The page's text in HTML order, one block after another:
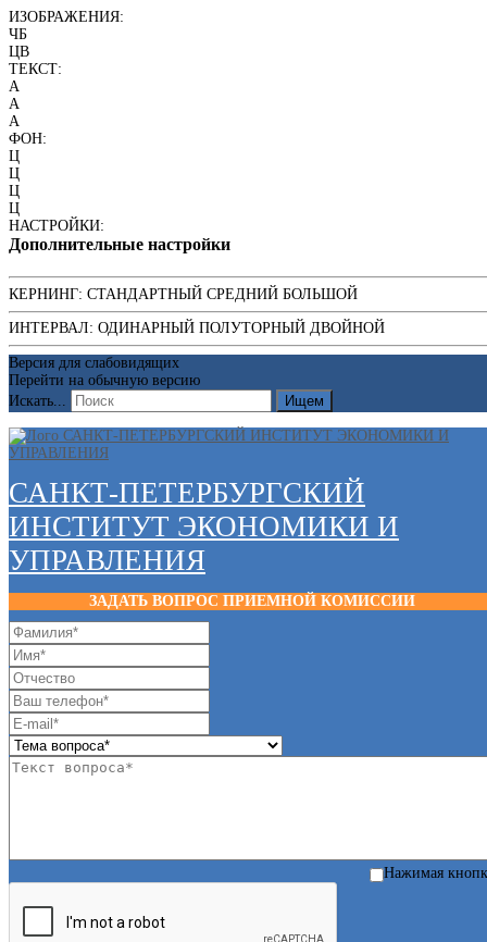
ИЗОБРАЖЕНИЯ:
ЧБ
ЦВ
ТЕКСТ:
A
A
A
ФОН:
Ц
Ц
Ц
Ц
НАСТРОЙКИ:
Дополнительные настройки
КЕРНИНГ: СТАНДАРТНЫЙ СРЕДНИЙ БОЛЬШОЙ
ИНТЕРВАЛ: ОДИНАРНЫЙ ПОЛУТОРНЫЙ ДВОЙНОЙ
Версия для слабовидящих
Перейти на обычную версию
Искать...
Ищем
САНКТ-ПЕТЕРБУРГСКИЙ
ИНСТИТУТ ЭКОНОМИКИ И
УПРАВЛЕНИЯ
ЗАДАТЬ ВОПРОС ПРИЕМНОЙ КОМИССИИ
Нажимая